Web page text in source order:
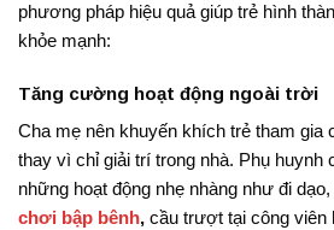
phương pháp hiệu quả giúp trẻ hình
khỏe mạnh:
Tăng cường hoạt động ngoài trời
Cha mẹ nên khuyến khích trẻ tham gia
thay vì chỉ giải trí trong nhà. Phụ huynh
những hoạt động nhẹ nhàng như đi
chơi bập bênh, cầu trượt tại công viên